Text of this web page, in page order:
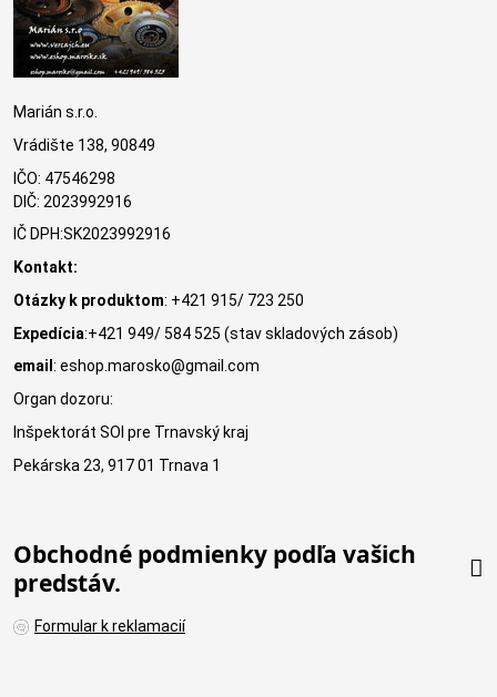
Marián s.r.o.
Vrádište 138, 90849
IČO: 47546298
DIČ: 2023992916
IČ DPH:SK2023992916
Kontakt:
Otázky k produktom: +421 915/ 723 250
Expedícia:+421 949/ 584 525 (stav skladových zásob)
email : eshop.marosko@gmail.com
Organ dozoru:
Inšpektorát SOI pre Trnavský kraj
Pekárska 23, 917 01 Trnava 1
Obchodné podmienky podľa vašich
predstáv.
Formular k reklamacií